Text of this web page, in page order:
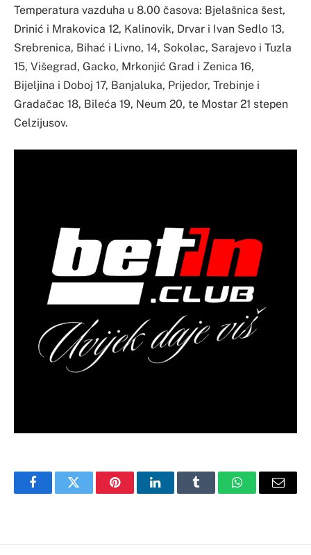
Temperatura vazduha u 8.00 časova: Bjelašnica šest,
Drinić i Mrakovica 12, Kalinovik, Drvar i Ivan Sedlo 13,
Srebrenica, Bihać i Livno, 14, Sokolac, Sarajevo i Tuzla
15, Višegrad, Gacko, Mrkonjić Grad i Zenica 16,
Bijeljina i Doboj 17, Banjaluka, Prijedor, Trebinje i
Gradačac 18, Bileća 19, Neum 20, te Mostar 21 stepen
Celzijusov.
FacebookTwitter PinterestLinkedInTumblr WhatsAppEmail